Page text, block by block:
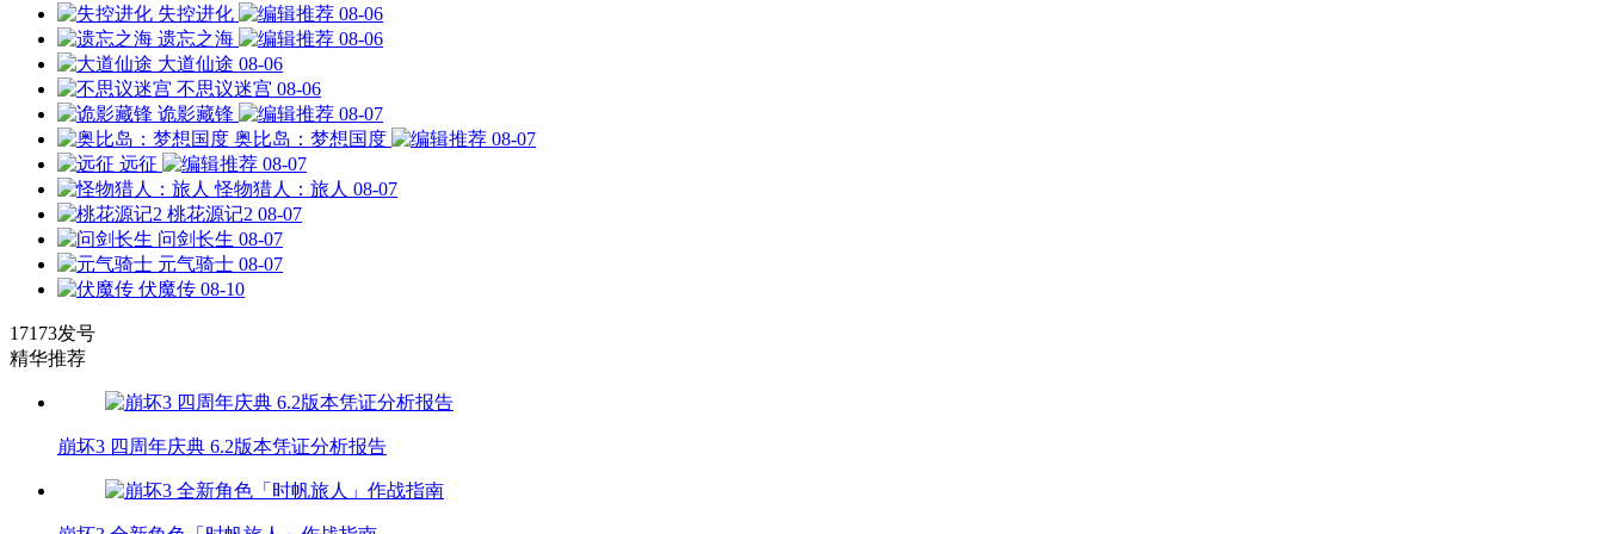
失控进化
08-06
遗忘之海
08-06
大道仙途 08-06
不思议迷宫 08-06
诡影藏锋
08-07
奥比岛：梦想国度
08-07
远征
08-07
怪物猎人：旅人 08-07
桃花源记2 08-07
问剑长生 08-07
元气骑士 08-07
伏魔传 08-10
17173发号
精华推荐
崩坏3 四周年庆典 6.2版本凭证分析报告